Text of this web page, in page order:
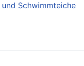
Schwimmteiche